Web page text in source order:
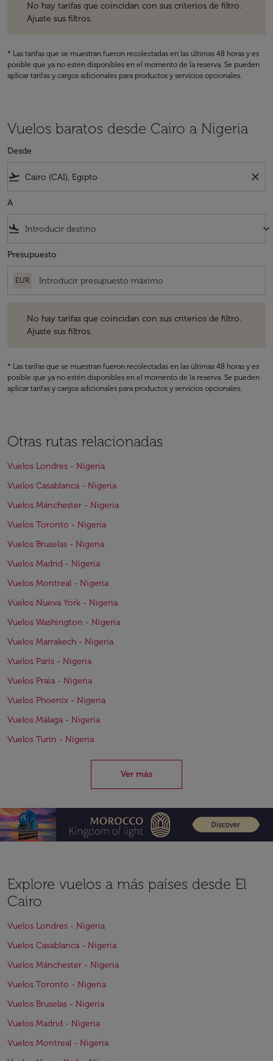
No hay tarifas que coincidan con sus criterios de filtro.
Ajuste sus filtros.
* Las tarifas que se muestran fueron recolectadas en las últimas 48 horas y es
posible que ya no estén disponibles en el momento de la reserva. Se pueden
aplicar tarifas y cargos adicionales para productos y servicios opcionales.
Vuelos baratos desde Cairo a Nigeria
Desde
flight_takeoff close
A
flight_land keyboard_arrow_down
Presupuesto
EUR
No hay tarifas que coincidan con sus criterios de filtro.
Ajuste sus filtros.
* Las tarifas que se muestran fueron recolectadas en las últimas 48 horas y es
posible que ya no estén disponibles en el momento de la reserva. Se pueden
aplicar tarifas y cargos adicionales para productos y servicios opcionales.
Otras rutas relacionadas
Vuelos Londres - Nigeria
Vuelos Casablanca - Nigeria
Vuelos Mánchester - Nigeria
Vuelos Toronto - Nigeria
Vuelos Bruselas - Nigeria
Vuelos Madrid - Nigeria
Vuelos Montreal - Nigeria
Vuelos Nueva York - Nigeria
Vuelos Washington - Nigeria
Vuelos Marrakech - Nigeria
Vuelos París - Nigeria
Vuelos Praia - Nigeria
Vuelos Phoenix - Nigeria
Vuelos Málaga - Nigeria
Vuelos Turín - Nigeria
Ver más
Explore vuelos a más países desde El
Cairo
Vuelos Londres - Nigeria
Vuelos Casablanca - Nigeria
Vuelos Mánchester - Nigeria
Vuelos Toronto - Nigeria
Vuelos Bruselas - Nigeria
Vuelos Madrid - Nigeria
Vuelos Montreal - Nigeria